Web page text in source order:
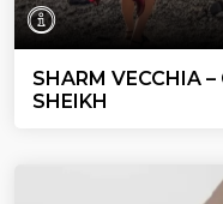
SHARM VECCHIA
SHEIKH